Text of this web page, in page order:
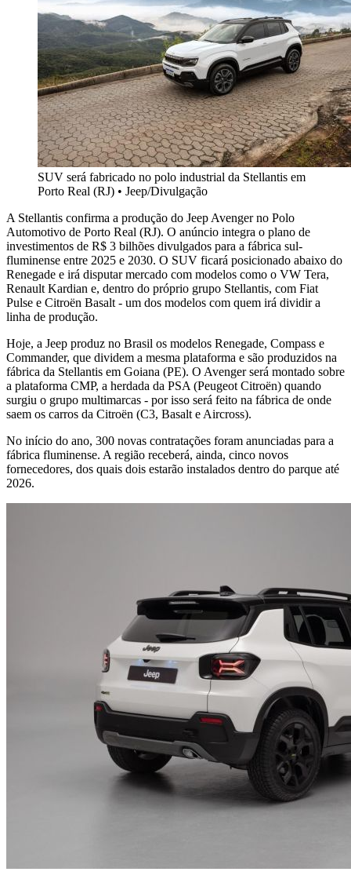
SUV será fabricado no polo industrial da Stellantis em
Porto Real (RJ) • Jeep/Divulgação
A Stellantis confirma a produção do Jeep Avenger no Polo
Automotivo de Porto Real (RJ). O anúncio integra o plano de
investimentos de R$ 3 bilhões divulgados para a fábrica sul-
fluminense entre 2025 e 2030. O SUV ficará posicionado abaixo do
Renegade e irá disputar mercado com modelos como o VW Tera,
Renault Kardian e, dentro do próprio grupo Stellantis, com Fiat
Pulse e Citroën Basalt - um dos modelos com quem irá dividir a
linha de produção.
Hoje, a Jeep produz no Brasil os modelos Renegade, Compass e
Commander, que dividem a mesma plataforma e são produzidos na
fábrica da Stellantis em Goiana (PE). O Avenger será montado sobre
a plataforma CMP, a herdada da PSA (Peugeot Citroën) quando
surgiu o grupo multimarcas - por isso será feito na fábrica de onde
saem os carros da Citroën (C3, Basalt e Aircross).
No início do ano, 300 novas contratações foram anunciadas para a
fábrica fluminense. A região receberá, ainda, cinco novos
fornecedores, dos quais dois estarão instalados dentro do parque até
2026.